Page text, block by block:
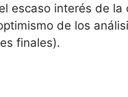
escaso interés de
de los
finales).